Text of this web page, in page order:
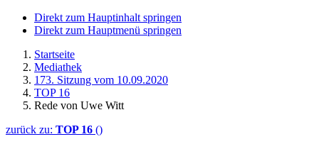
Direkt zum Hauptinhalt springen
Direkt zum Hauptmenü springen
Startseite
Mediathek
173. Sitzung vom 10.09.2020
TOP 16
Rede von Uwe Witt
zurück zu: TOP 16 ()